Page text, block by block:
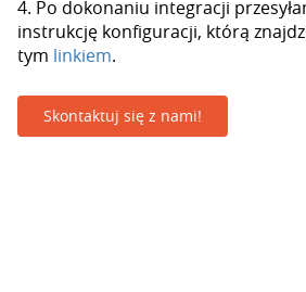
4. Po dokonaniu integracji
instrukcję konfiguracji, którą
tym linkiem.
Skontaktuj się z nami!